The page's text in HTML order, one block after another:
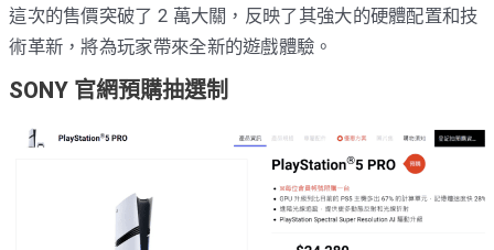
這次的售價突破了 2 萬大關，反映了其強大的硬體配置和技
術革新，將為玩家帶來全新的遊戲體驗。
SONY 官網預購抽選制